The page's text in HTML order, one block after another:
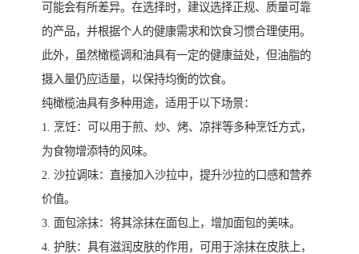
可能会有所差异。在选择时，建议选择正规、质量可靠
的产品，并根据个人的健康需求和饮食习惯合理使用。
此外，虽然橄榄调和油具有一定的健康益处，但油脂的
摄入量仍应适量，以保持均衡的饮食。
纯橄榄油具有多种用途，适用于以下场景：
1. 烹饪：可以用于煎、炒、烤、凉拌等多种烹饪方式，
为食物增添特的风味。
2. 沙拉调味：直接加入沙拉中，提升沙拉的口感和营养
价值。
3. 面包涂抹：将其涂抹在面包上，增加面包的美味。
4. 护肤：具有滋润皮肤的作用，可用于涂抹在皮肤上，